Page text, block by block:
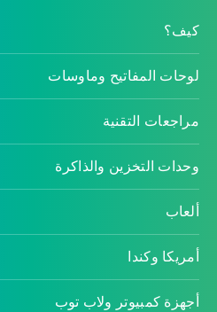
كيف؟
لوحات المفاتيح وماوسات
مراجعات التقنية
وحدات التخزين والذاكرة
ألعاب
أمريكا وكندا
أجهزة كمبيوتر ولاب توب